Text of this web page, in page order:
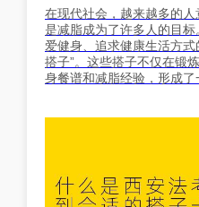
在现代社会，越来越多的
是减脂成为了许多人的目
爱健身、追求健康生活方
搭子”。这些搭子不仅在锻
身餐谱和减脂经验，形成了